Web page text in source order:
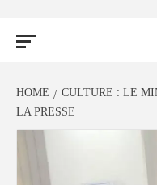
HOME
CULTURE : LE
LA PRESSE